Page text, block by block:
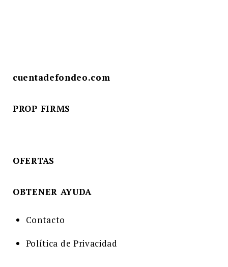
cuentadefondeo.com
PROP FIRMS
OFERTAS
OBTENER AYUDA
Contacto
Política de Privacidad